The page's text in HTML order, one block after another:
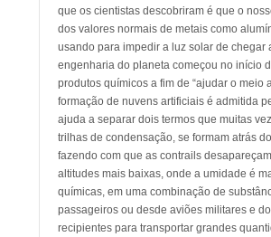
que os cientistas descobriram é que o
dos valores normais de metais como
usando para impedir a luz solar de chegar
engenharia do planeta começou no início
produtos químicos a fim de “ajudar o meio
formação de nuvens artificiais é admitida
ajuda a separar dois termos que muitas
trilhas de condensação, se formam atrás
fazendo com que as contrails
altitudes mais baixas, onde a umidade é
químicas, em uma combinação de
passageiros ou desde aviões militares e
recipientes para transportar grandes